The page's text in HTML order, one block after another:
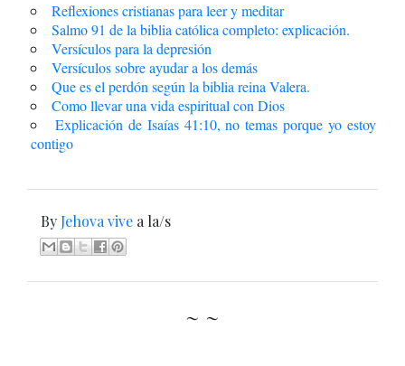
Reflexiones cristianas para leer y meditar
Salmo 91 de la biblia católica completo: explicación.
Versículos para la depresión
Versículos sobre ayudar a los demás
Que es el perdón según la biblia reina Valera.
Como llevar una vida espiritual con Dios
Explicación de Isaías 41:10, no temas porque yo estoy
contigo
ByJehova vive a la/s
~ ~